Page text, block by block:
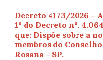
Decreto 4173/2026 –
1º do Decreto nº.
que: Dispõe sobre a
membros do
Rosana – SP.